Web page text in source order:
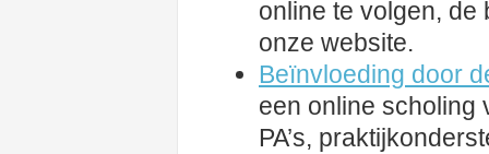
online te volgen, de
onze website.
Beïnvloeding door
een online scholing
PA’s,